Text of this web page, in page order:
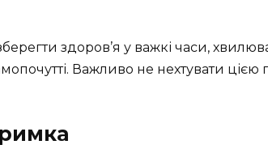
здоров’я у важкі часи,
Важливо не нехтувати цією